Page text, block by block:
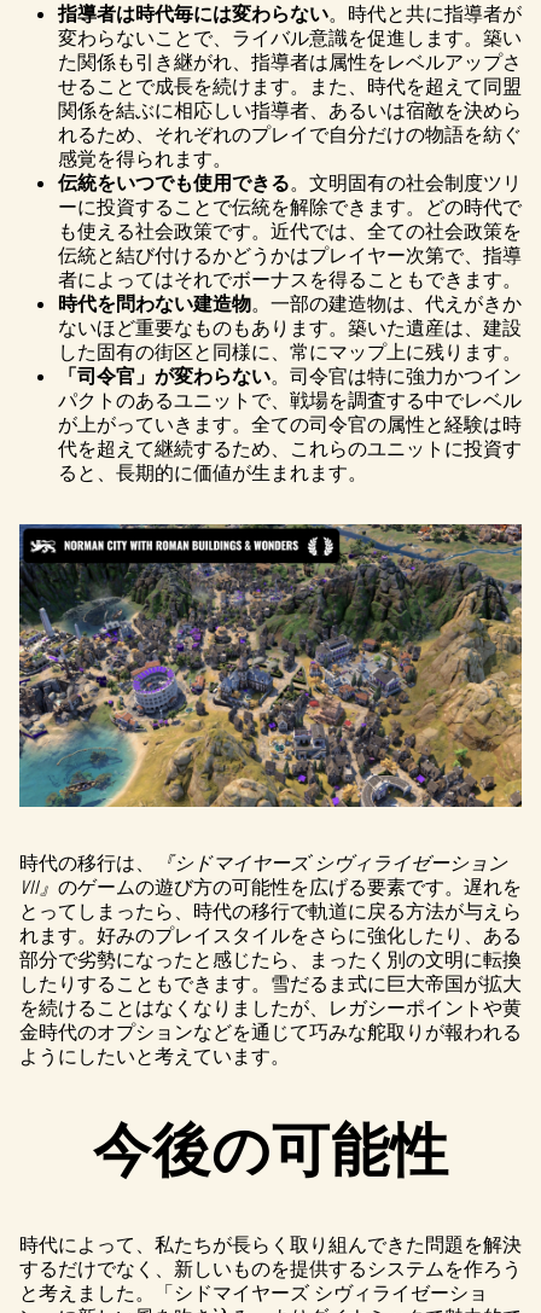
指導者は時代毎には変わらない。時代と共に指導者が
変わらないことで、ライバル意識を促進します。築い
た関係も引き継がれ、指導者は属性をレベルアップさ
せることで成長を続けます。また、時代を超えて同盟
関係を結ぶに相応しい指導者、あるいは宿敵を決めら
れるため、それぞれのプレイで自分だけの物語を紡ぐ
感覚を得られます。
伝統をいつでも使用できる。文明固有の社会制度ツリ
ーに投資することで伝統を解除できます。どの時代で
も使える社会政策です。近代では、全ての社会政策を
伝統と結び付けるかどうかはプレイヤー次第で、指導
者によってはそれでボーナスを得ることもできます。
時代を問わない建造物。一部の建造物は、代えがきか
ないほど重要なものもあります。築いた遺産は、建設
した固有の街区と同様に、常にマップ上に残ります。
「司令官」が変わらない。司令官は特に強力かつイン
パクトのあるユニットで、戦場を調査する中でレベル
が上がっていきます。全ての司令官の属性と経験は時
代を超えて継続するため、これらのユニットに投資す
ると、長期的に価値が生まれます。
時代の移行は、
『シドマイヤーズ シヴィライゼーション
VII』 のゲームの遊び方の可能性を広げる要素です。遅れを
とってしまったら、時代の移行で軌道に戻る方法が与えら
れます。好みのプレイスタイルをさらに強化したり、ある
部分で劣勢になったと感じたら、まったく別の文明に転換
したりすることもできます。雪だるま式に巨大帝国が拡大
を続けることはなくなりましたが、レガシーポイントや黄
金時代のオプションなどを通じて巧みな舵取りが報われる
ようにしたいと考えています。
今後の可能性
時代によって、私たちが長らく取り組んできた問題を解決
するだけでなく、新しいものを提供するシステムを作ろう
と考えました。「シドマイヤーズ シヴィライゼーショ